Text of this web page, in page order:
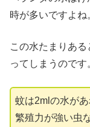
時が多いですよね
この水たまりあ
ってしまうのです
蚊は2mlの水があ
繁殖力が強い虫